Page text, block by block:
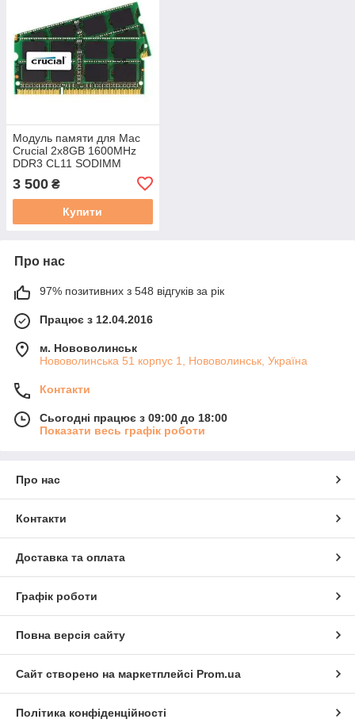
Модуль памяти для Mac
Crucial 2x8GB 1600MHz
DDR3 CL11 SODIMM
(CT2C8G3S160BMCEU)
3 500 ₴
Купити
Про нас
97% позитивних з 548 відгуків за рік
Працює з 12.04.2016
м. Нововолинськ
Нововолинська 51 корпус 1, Нововолинськ, Україна
Контакти
Сьогодні працює з 09:00 до 18:00
Показати весь графік роботи
Про нас
Контакти
Доставка та оплата
Графік роботи
Повна версія сайту
Сайт створено на маркетплейсі Prom.ua
Політика конфіденційності